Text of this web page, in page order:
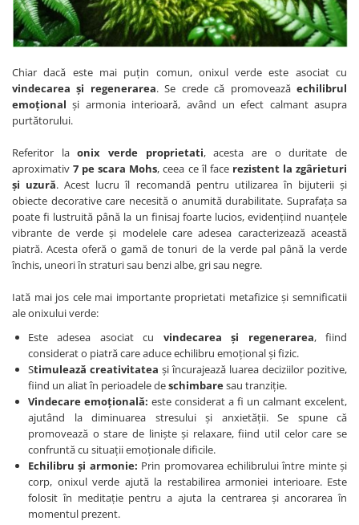
Chiar dacă este mai puțin comun, onixul verde este asociat cu
vindecarea și regenerarea. Se crede că promoveazăechilibrul
emoțional și armonia interioară, având un efect calmant asupra
purtătorului.
Referitor laonix verde proprietati, acesta are o duritate de
aproximativ7 pe scara Mohs, ceea ce îl face rezistent la zgârieturi
și uzură. Acest lucru îl recomandă pentru utilizarea în bijuterii și
obiecte decorative care necesită o anumită durabilitate. Suprafața sa
poate fi lustruită până la un finisaj foarte lucios, evidențiind nuanțele
vibrante de verde și modelele care adesea caracterizează această
piatră. Acesta oferă o gamă de tonuri de la verde pal până la verde
închis, uneori în straturi sau benzi albe, gri sau negre.
Iată mai jos cele mai importante proprietati metafizice și semnificatii
ale onixului verde:
Este adesea asociat cu vindecarea și regenerarea, fiind
considerat o piatră care aduce echilibru emoțional și fizic.
Stimulează creativitatea și încurajează luarea deciziilor pozitive,
fiind un aliat în perioadele deschimbaresau tranziție.
Vindecare emoțională: este considerat a fi un calmant excelent,
ajutând la diminuarea stresului și anxietății. Se spune că
promovează o stare de liniște și relaxare, fiind util celor care se
confruntă cu situații emoționale dificile.
Echilibru și armonie: Prin promovarea echilibrului între minte și
corp, onixul verde ajută la restabilirea armoniei interioare. Este
folosit în meditație pentru a ajuta la centrarea și ancorarea în
momentul prezent.